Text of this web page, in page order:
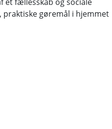
gøremål i hjemmet